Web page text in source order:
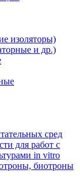
изоляторы)
и др.)
сред
для работ с
in vitro
биотроны